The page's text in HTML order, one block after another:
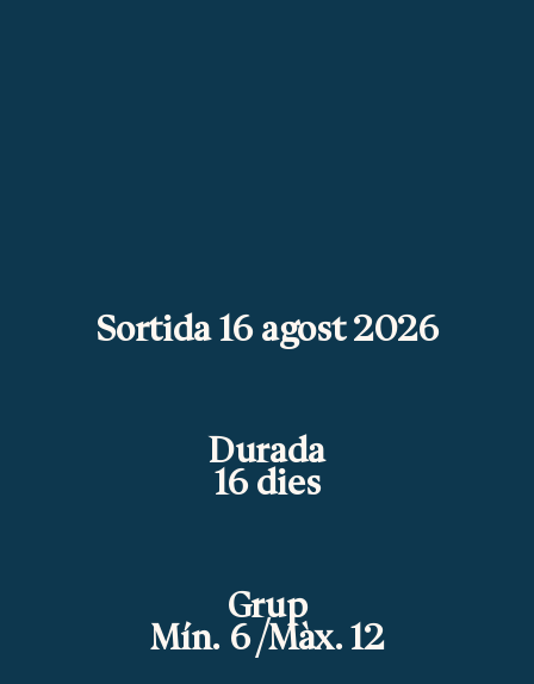
Sortida 16 agost 2026
Durada
16 dies
Grup
Mín. 6 /Màx. 12